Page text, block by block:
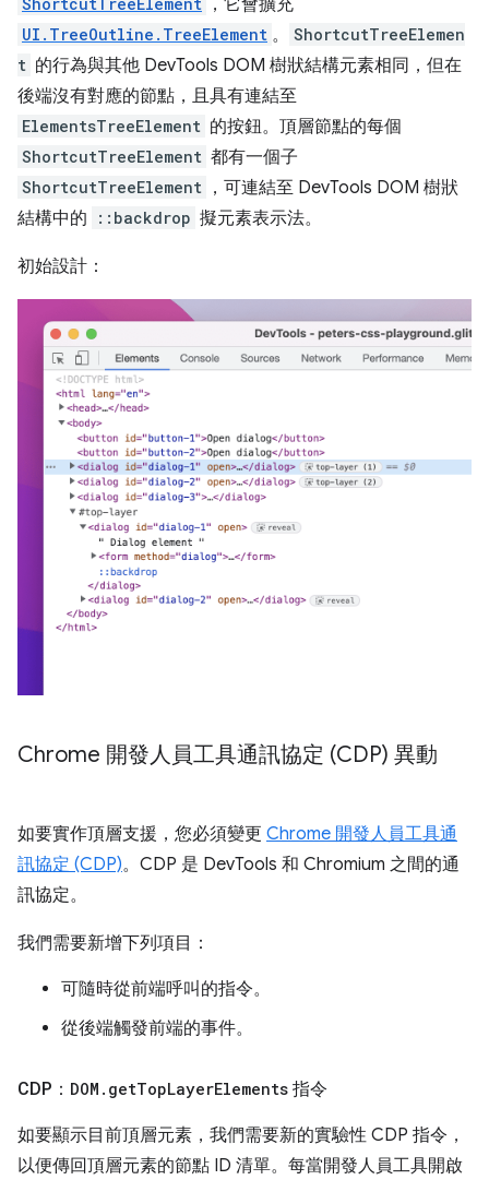
UI.TreeOutline.TreeElement 。
ShortcutTreeElemen
t 的行為與其他 DevTools DOM 樹狀結構元素相同，但在
後端沒有對應的節點，且具有連結至
ElementsTreeElement 的按鈕。頂層節點的每個
ShortcutTreeElement 都有一個子
ShortcutTreeElement
，可連結至 DevTools DOM 樹狀
結構中的
::backdrop 擬元素表示法。
初始設計：
Chrome 開發人員工具通訊協定 (CDP) 異動
如要實作頂層支援，您必須變更 Chrome 開發人員工具通
訊協定 (CDP)。CDP 是 DevTools 和 Chromium 之間的通
訊協定。
我們需要新增下列項目：
可隨時從前端呼叫的指令。
從後端觸發前端的事件。
CDP： DOM . getTopLayerElements 指令
如要顯示目前頂層元素，我們需要新的實驗性 CDP 指令，
以便傳回頂層元素的節點 ID 清單。每當開發人員工具開啟